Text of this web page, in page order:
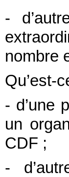
-
nombre
Qu’est-
- d’une
un
CDF ;
-